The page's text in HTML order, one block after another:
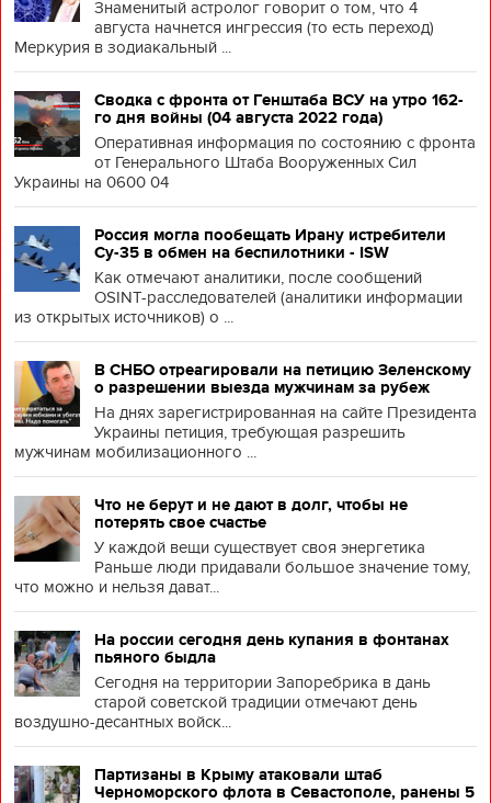
Знаменитый астролог говорит о том, что 4
августа начнется ингрессия (то есть переход)
Меркурия в зодиакальный ...
Сводка с фронта от Генштаба ВСУ на утро 162-
го дня войны (04 августа 2022 года)
Оперативная информация по состоянию с фронта
от Генерального Штаба Вооруженных Сил
Украины на 0600 04
Россия могла пообещать Ирану истребители
Су-35 в обмен на беспилотники - ISW
Как отмечают аналитики, после сообщений
OSINT-расследователей (аналитики информации
из открытых источников) о ...
В СНБО отреагировали на петицию Зеленскому
о разрешении выезда мужчинам за рубеж
На днях зарегистрированная на сайте Президента
Украины петиция, требующая разрешить
мужчинам мобилизационного ...
Что не берут и не дают в долг, чтобы не
потерять свое счастье
У каждой вещи существует своя энергетика
Раньше люди придавали большое значение тому,
что можно и нельзя дават...
На россии сегодня день купания в фонтанах
пьяного быдла
Сегодня на территории Запоребрика в дань
старой советской традиции отмечают день
воздушно-десантных войск...
Партизаны в Крыму атаковали штаб
Черноморского флота в Севастополе, ранены 5